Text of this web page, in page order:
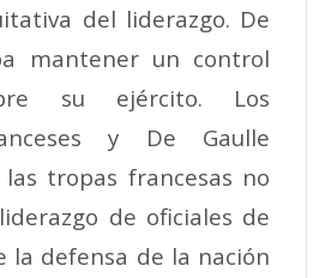
del liderazgo. De
mantener un control
su ejército. Los
y De Gaulle
tropas francesas no
de oficiales de
la defensa de la nación